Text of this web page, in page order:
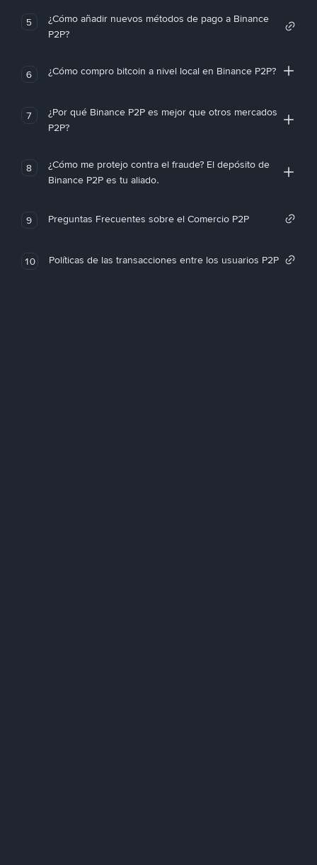
5
¿Cómo añadir nuevos métodos de pago a Binance
P2P?
6 ¿Cómo compro bitcoin a nivel local en Binance P2P?
7
¿Por qué Binance P2P es mejor que otros mercados
P2P?
8
¿Cómo me protejo contra el fraude? El depósito de
Binance P2P es tu aliado.
9 Preguntas Frecuentes sobre el Comercio P2P
10 Políticas de las transacciones entre los usuarios P2P